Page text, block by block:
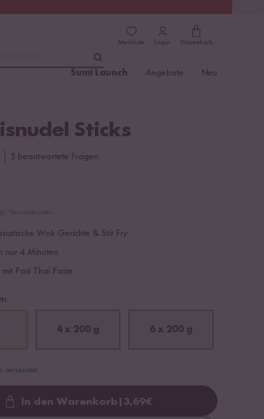
Merkliste Login Warenkorb
Sumi Launch Angebote Neu
Sticks
5 beantwortete Fragen
Wok Gerichte & Stir Fry
nur 4 Minuten
mit Pad Thai Paste
4 x 200 g 6 x 200 g
versendet
Loading...
In den Warenkorb 3,69€